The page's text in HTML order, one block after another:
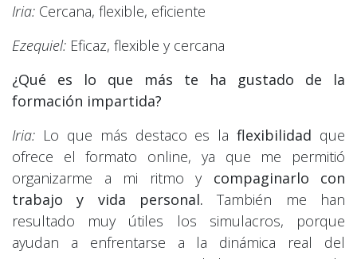
Iria: Cercana, flexible, eficiente
Ezequiel: Eficaz, flexible y cercana
¿Qué es lo que más te ha gustado de la
formación impartida?
Iria: Lo que más destaco es laflexibilidad que
ofrece el formato online, ya que me permitió
organizarme a mi ritmo y compaginarlo con
trabajo y vida personal. También me han
resultado muy útiles los simulacros, porque
ayudan a enfrentarse a la dinámica real del